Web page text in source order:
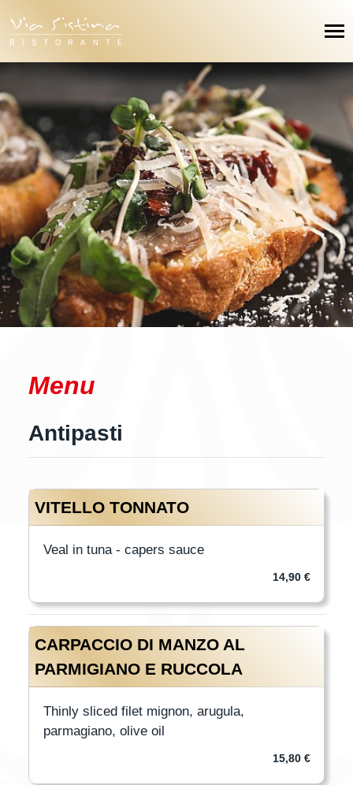
Menu
Antipasti
VITELLO TONNATO
Veal in tuna - capers sauce
14,90 €
CARPACCIO DI MANZO AL
PARMIGIANO E RUCCOLA
Thinly sliced filet mignon, arugula,
parmagiano, olive oil
15,80 €